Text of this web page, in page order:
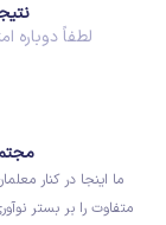
لطفاً دوباره
ما اینجا در کنار
متفاوت را بر بستر